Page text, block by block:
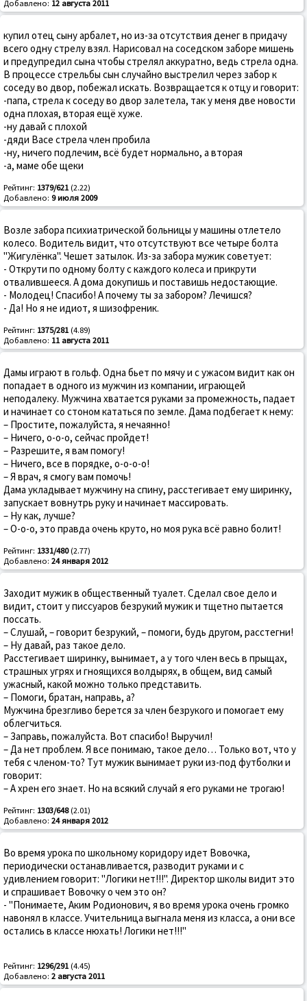
Добавлено: 12 августа 2011
купил отец сыну арбалет, но из-за отсутствия денег в придачу
всего одну стрелу взял. Нарисовал на соседском заборе мишень
и предупредил сына чтобы стрелял аккуратно, ведь стрела одна.
В процессе стрельбы сын случайно выстрелил через забор к
соседу во двор, побежал искать. Возвращается к отцу и говорит:
-папа, стрела к соседу во двор залетела, так у меня две новости
одна плохая, вторая ещё хуже.
-ну давай с плохой
-дяди Васе стрела член пробила
-ну, ничего подлечим, всё будет нормально, а вторая
-а, маме обе щеки
Рейтинг: 1379/621 (2.22)
Добавлено: 9 июля 2009
Возле забора психиатрической больницы у машины отлетело
колесо. Водитель видит, что отсутствуют все четыре болта
"Жигулёнка". Чешет затылок. Из-за забора мужик советует:
- Открути по одному болту с каждого колеса и прикрути
отвалившееся. А дома докупишь и поставишь недостающие.
- Молодец! Спасибо! А почему ты за забором? Лечишся?
- Да! Но я не идиот, я шизофреник.
Рейтинг: 1375/281 (4.89)
Добавлено: 11 августа 2011
Дамы играют в гольф. Одна бьет по мячу и с ужасом видит как он
попадает в одного из мужчин из компании, играющей
неподалеку. Мужчина хватается руками за промежность, падает
и начинает со стоном кататься по земле. Дама подбегает к нему:
– Простите, пожалуйста, я нечаянно!
– Ничего, о-о-о, сейчас пройдет!
– Разрешите, я вам помогу!
– Ничего, все в порядке, о-о-о-о!
– Я врач, я смогу вам помочь!
Дама укладывает мужчину на спину, расстегивает ему ширинку,
запускает вовнутрь руку и начинает массировать.
– Ну как, лучше?
– О-о-о, это правда очень круто, но моя рука всё равно болит!
Рейтинг: 1331/480(2.77)
Добавлено: 24 января 2012
Заходит мужик в общественный туалет. Сделал свое дело и
видит, стоит у писсуаров безрукий мужик и тщетно пытается
поссать.
– Слушай, – говорит безрукий, – помоги, будь другом, расстегни!
– Ну давай, раз такое дело.
Расстегивает ширинку, вынимает, а у того член весь в прыщах,
страшных угрях и гноящихся волдырях, в общем, вид самый
ужасный, какой можно только представить.
– Помоги, братан, направь, а?
Мужчина брезгливо берется за член безрукого и помогает ему
облегчиться.
– Заправь, пожалуйста. Вот спасибо! Выручил!
– Да нет проблем. Я все понимаю, такое дело… Только вот, что у
тебя с членом-то? Тут мужик вынимает руки из-под футболки и
говорит:
– А хрен его знает. Но на всякий случай я его руками не трогаю!
Рейтинг: 1303/648(2.01)
Добавлено: 24 января 2012
Во время урока по школьному коридору идет Вовочка,
периодически останавливается, разводит руками и с
удивлением говорит: "Логики нет!!!". Директор школы видит это
и спрашивает Вовочку о чем это он?
- "Понимаете, Аким Родионович, я во время урока очень громко
навонял в классе. Учительница выгнала меня из класса, а они все
остались в классе нюхать! Логики нет!!!"
Рейтинг: 1296/291 (4.45)
Добавлено: 2 августа 2011